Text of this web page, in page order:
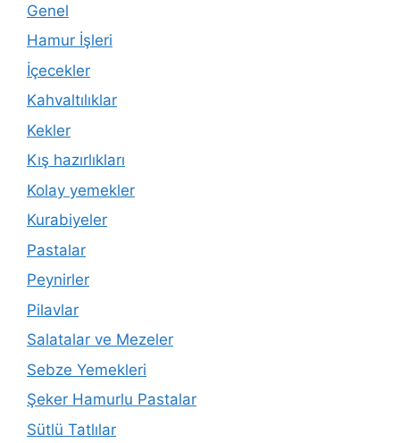
Genel
Hamur İşleri
İçecekler
Kahvaltılıklar
Kekler
Kış hazırlıkları
Kolay yemekler
Kurabiyeler
Pastalar
Peynirler
Pilavlar
Salatalar ve Mezeler
Sebze Yemekleri
Şeker Hamurlu Pastalar
Sütlü Tatlılar